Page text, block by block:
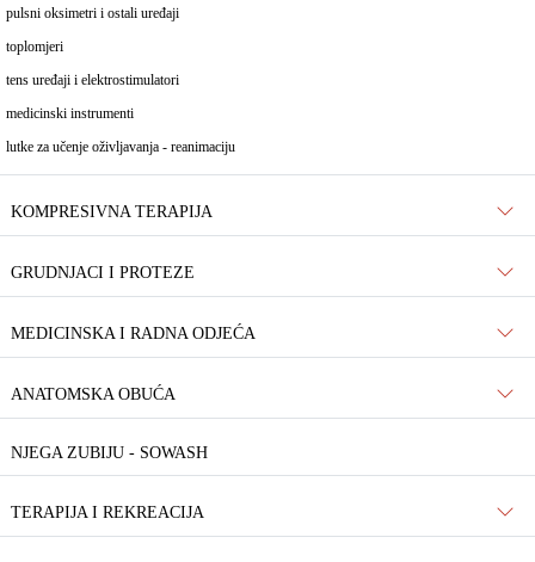
pulsni oksimetri i ostali uređaji
toplomjeri
tens uređaji i elektrostimulatori
medicinski instrumenti
lutke za učenje oživljavanja - reanimaciju
KOMPRESIVNA TERAPIJA
GRUDNJACI I PROTEZE
MEDICINSKA I RADNA ODJEĆA
ANATOMSKA OBUĆA
NJEGA ZUBIJU - SOWASH
TERAPIJA I REKREACIJA